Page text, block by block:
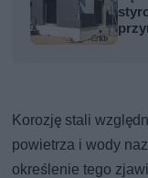
Korozję stali
powietrza i wody
określenie tego